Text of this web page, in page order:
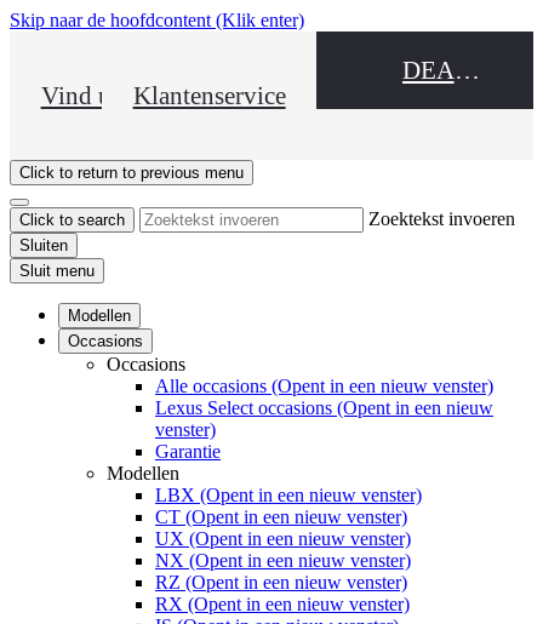
Skip naar de hoofdcontent (Klik enter)
Vind uw dealerKlantenservice
DEALER NAME
Click to return to previous menu
Click to search Zoektekst invoeren
Sluiten
Sluit menu
Modellen
Occasions
Occasions
Alle occasions (Opent in een nieuw venster)
Lexus Select occasions (Opent in een nieuw
venster)
Garantie
Modellen
LBX (Opent in een nieuw venster)
CT (Opent in een nieuw venster)
UX (Opent in een nieuw venster)
NX (Opent in een nieuw venster)
RZ (Opent in een nieuw venster)
RX (Opent in een nieuw venster)